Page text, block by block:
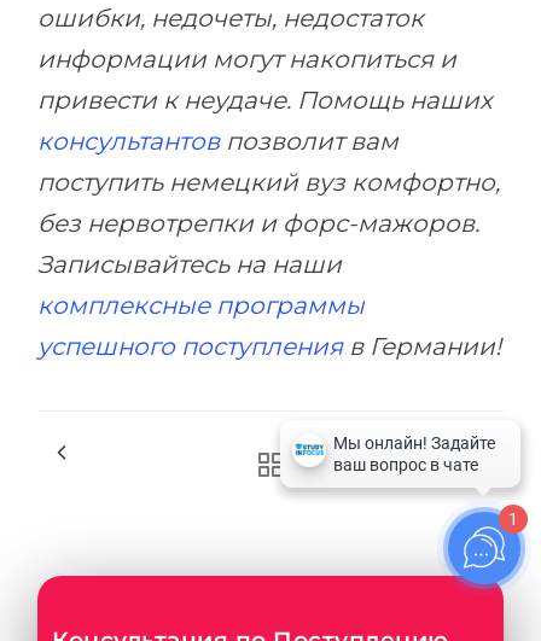
ошибки, недочеты, недостаток
информации могут накопиться и
привести к неудаче. Помощь наших
консультантовпозволит вам
поступить немецкий вуз комфортно,
без нервотрепки и форс-мажоров.
Записывайтесь на наши
комплексные программы
успешного поступленияв Германии!
1